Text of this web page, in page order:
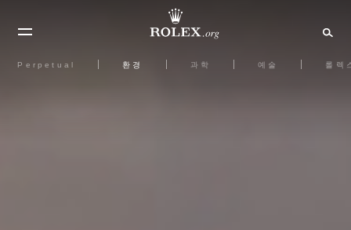
Perpetual 환경 과학 예술 롤렉